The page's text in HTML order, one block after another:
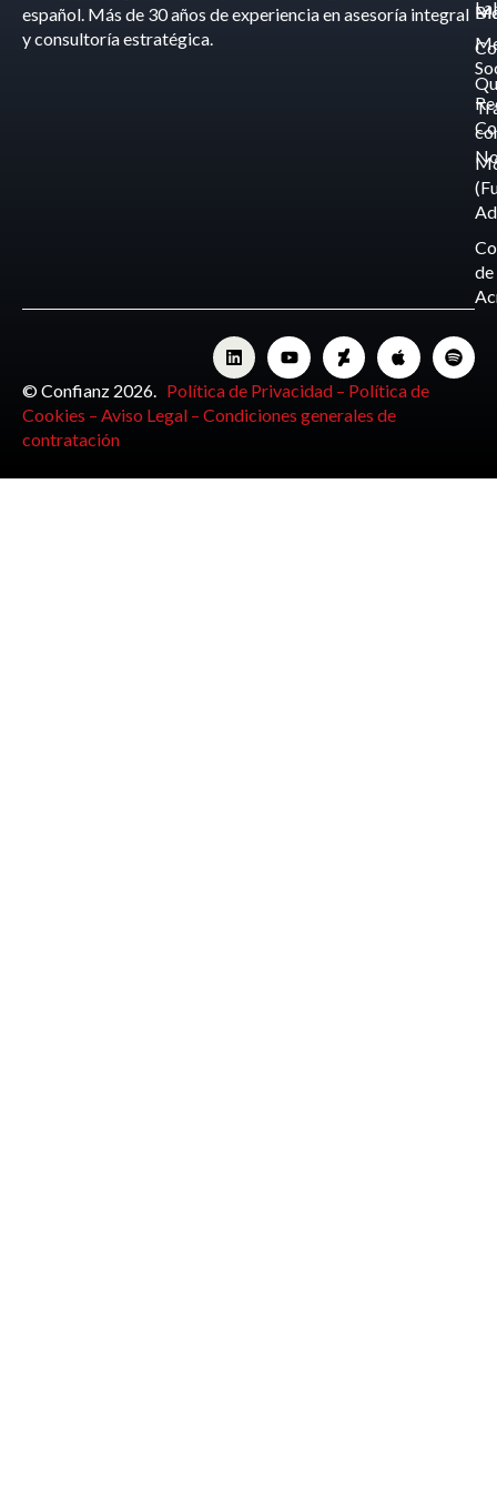
español. Más de 30 años de experiencia en asesoría integral
y consultoría estratégica.
de
© Confianz 2026. Política de Privacidad – Política de
Cookies – Aviso Legal – Condiciones generales de
contratación